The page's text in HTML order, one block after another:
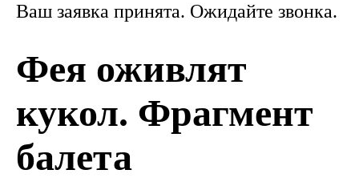
Ваш заявка принята. Ожидайте звонка.
Фея оживлят
кукол. Фрагмент
балета